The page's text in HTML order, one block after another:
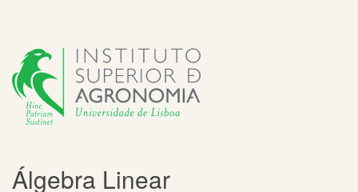
Álgebra Linear